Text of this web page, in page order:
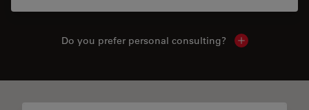
Do you prefer personal consulting? Show local